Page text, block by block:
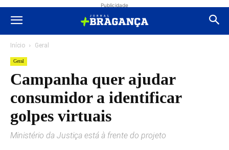
Publicidade
Início Geral
Geral
Campanha quer ajudar
consumidor a identificar
golpes virtuais
Ministério da Justiça está à frente do projeto